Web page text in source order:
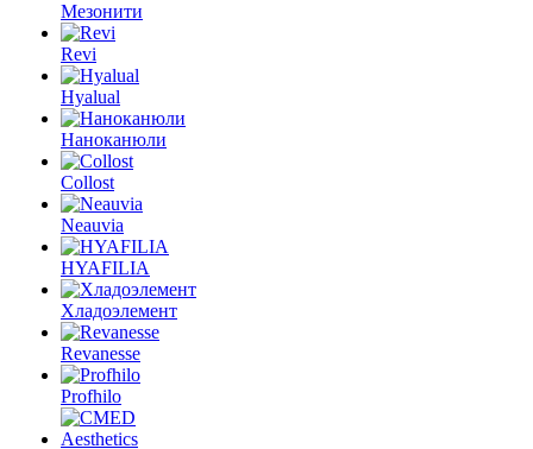
Мезонити
Revi
Hyalual
Наноканюли
Collost
Neauvia
HYAFILIA
Хладоэлемент
Revanesse
Profhilo